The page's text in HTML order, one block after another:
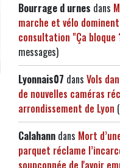
Bourrage d urnes dans
marche et vélo
consultation "Ça bloque
messages)
Lyonnais07 dans Vols
de nouvelles caméras
arrondissement de Lyon
Calahann dans Mort
parquet réclame
soupçonnée de l'avoir